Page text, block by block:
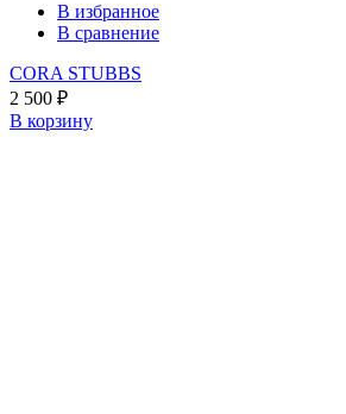
В избранное
В сравнение
CORA STUBBS
2 500 ₽
В корзину